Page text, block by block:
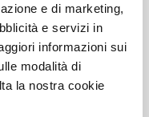
e di marketing,
e servizi in
informazioni sui
modalità di
la nostra cookie